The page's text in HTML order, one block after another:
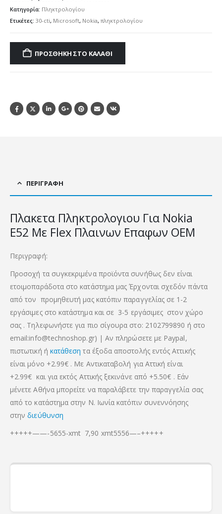
Κατηγορία: Πληκτρολογίου
Ετικέτες: 30-cti, Microsoft, Nokia, πληκτρολογίου
ΠΡΟΣΘΉΚΗ ΣΤΟ ΚΑΛΆΘΙ
ΠΕΡΙΓΡΑΦΉ
Πλακετα Πληκτρολογιου Για Nokia
E52 Με Flex Πλαινων Επαφων OEM
Περιγραφή:
Προσοχή τα συγκεκριμένα προϊόντα συνήθως δεν είναι
ετοιμοπαράδοτα στο κατάστημα μας Έρχονται σχεδόν πάντα
από τον προμηθευτή μας κατόπιν παραγγελίας σε 1-2
εργάσιμες στο κατάστημα και σε 3-5 εργάσιμες στον χώρο
σας . Τηλεφωνήστε για πιο σίγουρα στο: 2102799890 ή στο
email:info@technoshop.gr) | Αν πληρώσετε με Paypal,
πιστωτική ή κατάθεση τα έξοδα αποστολής εντός Αττικής
είναι μόνο +2.99€ . Με Αντικαταβολή για Αττική είναι
+2.99€ και για εκτός Αττικής ξεκινάνε από +5.50€ . Εάν
μένετε Αθήνα μπορείτε να παραλάβετε την παραγγελία σας
από το κατάστημα στην Ν. Ιωνία κατόπιν συνεννόησης
στηνδιεύθυνση
+++++——-5655-xmt 7,90 xmt5556—–+++++